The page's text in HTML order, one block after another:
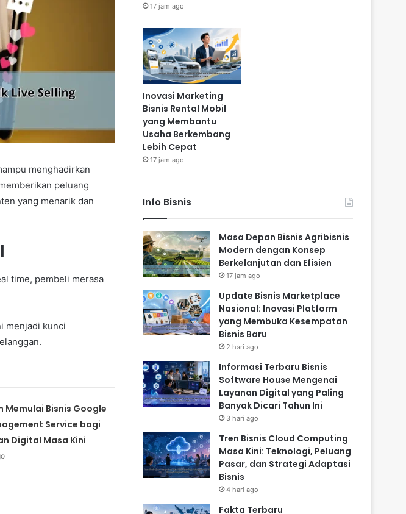
menghadirkan
peluang
yang menarik dan
time, pembeli merasa
menjadi kunci
Memulai Bisnis Google
Service bagi
Digital Masa Kini
17 jam ago
Inovasi Marketing
Bisnis Rental Mobil
yang Membantu
Usaha Berkembang
Lebih Cepat
17 jam ago
Info Bisnis
Masa Depan Bisnis Agribisnis
Modern dengan Konsep
Berkelanjutan dan Efisien
17 jam ago
Update Bisnis Marketplace
Nasional: Inovasi Platform
yang Membuka Kesempatan
Bisnis Baru
2 hari ago
Informasi Terbaru Bisnis
Software House Mengenai
Layanan Digital yang Paling
Banyak Dicari Tahun Ini
3 hari ago
Tren Bisnis Cloud Computing
Masa Kini: Teknologi, Peluang
Pasar, dan Strategi Adaptasi
Bisnis
4 hari ago
Fakta Terbaru